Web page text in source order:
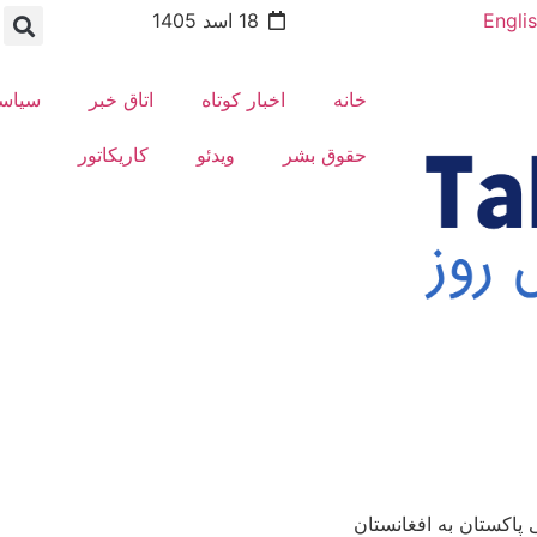
18 اسد 1405
خانه اخبار کوتاه اتاق خبر
حقوق بشر ویدئو کاریکاتور
به افغانستان